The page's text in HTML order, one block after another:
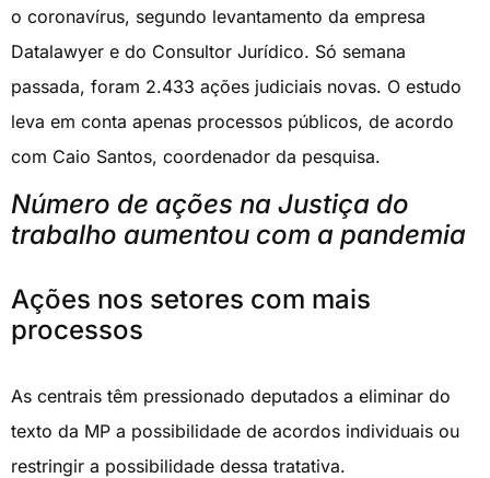
o coronavírus, segundo levantamento da empresa
Datalawyer e do Consultor Jurídico. Só semana
passada, foram 2.433 ações judiciais novas. O estudo
leva em conta apenas processos públicos, de acordo
com Caio Santos, coordenador da pesquisa.
Número de ações na Justiça do
trabalho aumentou com a pandemia
Ações nos setores com mais
processos
As centrais têm pressionado deputados a eliminar do
texto da MP a possibilidade de acordos individuais ou
restringir a possibilidade dessa tratativa.